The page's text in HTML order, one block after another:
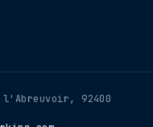
l'Abreuvoir, 92400